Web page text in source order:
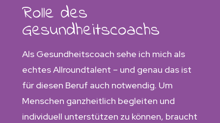
Rolle des
Gesundheitscoachs
Als Gesundheitscoach sehe ich mich als
echtes Allroundtalent – und genau das ist
für diesen Beruf auch notwendig. Um
Menschen ganzheitlich begleiten und
individuell unterstützen zu können, braucht